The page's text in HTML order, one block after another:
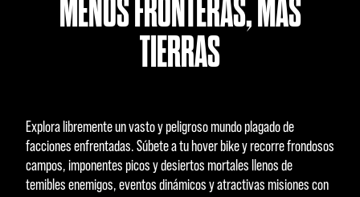
MENOS FRONTERAS, MÁS
TIERRAS
Explora libremente un vasto y peligroso mundo plagado de
facciones enfrentadas. Súbete a tu hover bike y recorre frondosos
campos, imponentes picos y desiertos mortales llenos de
temibles enemigos, eventos dinámicos y atractivas misiones con